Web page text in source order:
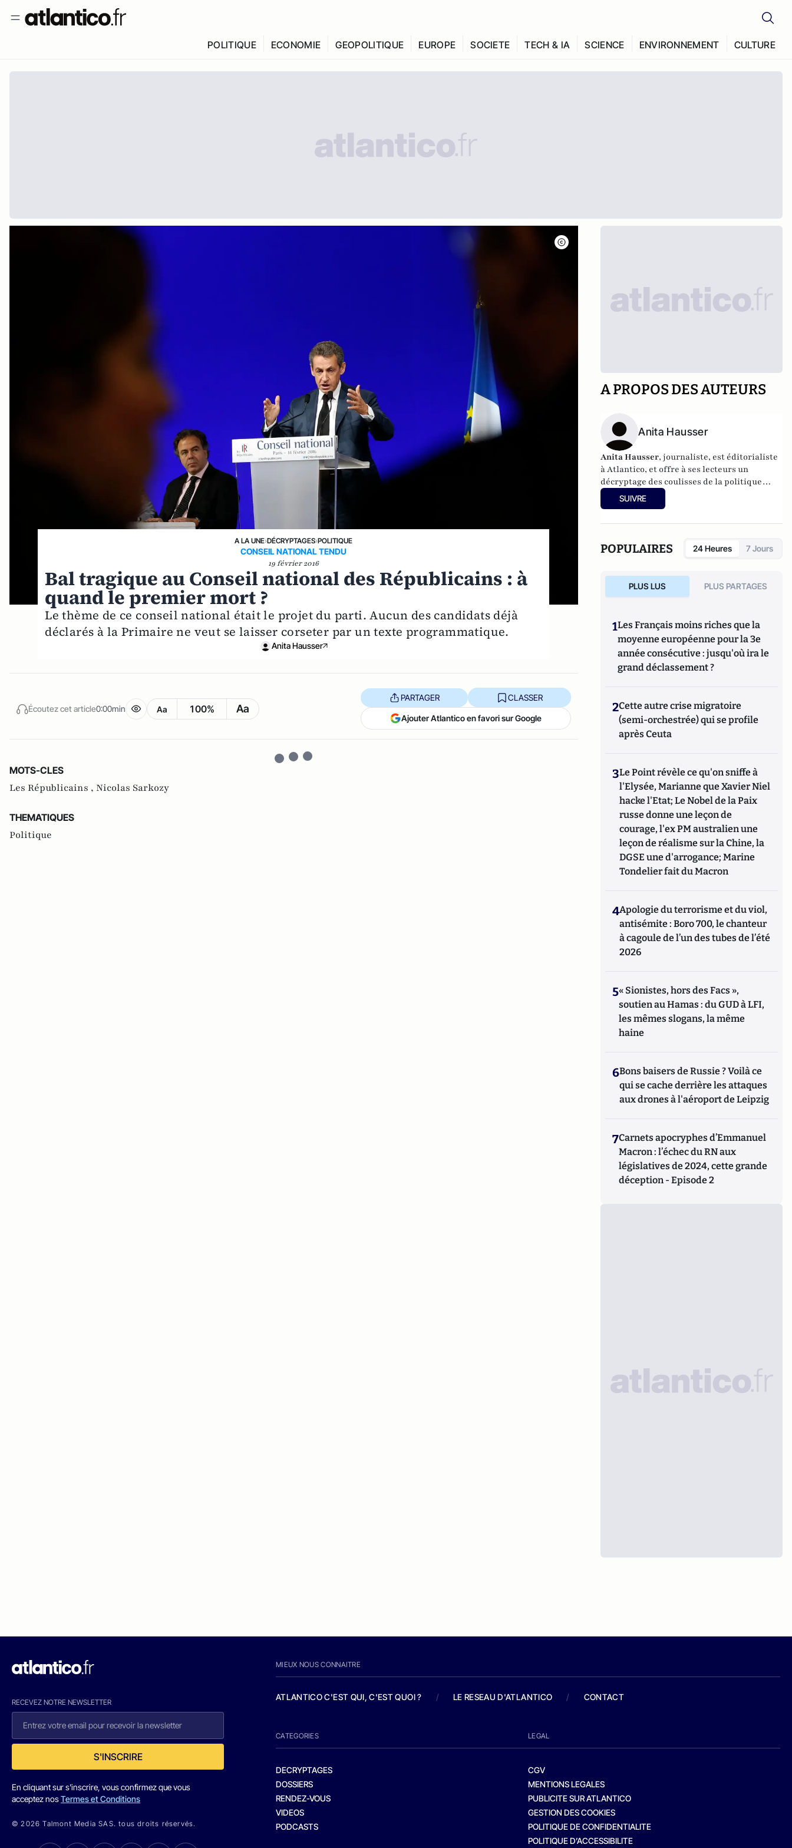
POLITIQUE ECONOMIE GEOPOLITIQUE EUROPE SOCIETE TECH & IA SCIENCE ENVIRONNEMENT CULTURE
A LA UNE›DÉCRYPTAGES›POLITIQUE
CONSEIL NATIONAL TENDU
19 février 2016
Bal tragique au Conseil national des Républicains : à
quand le premier mort ?
Le thème de ce conseil national était le projet du parti. Aucun des candidats déjà
déclarés à la Primaire ne veut se laisser corseter par un texte programmatique.
Anita Hausser
Écoutez cet article0:00min Aa 100% Aa
PARTAGER CLASSER
Ajouter Atlantico en favori sur Google
MOTS-CLES
Les Républicains , Nicolas Sarkozy
THEMATIQUES
Politique
A PROPOS DES AUTEURS
Anita Hausser
Anita Hausser, journaliste, est éditorialiste
à Atlantico, et offre à ses lecteurs un
décryptage des coulisses de la politique
française et internationale. Elle a
notamment publié
députée, un homme comme les autres ?
(2014) etBruno Le Maire, l'Affranchi
SUIVRE
POPULAIRES 24 Heures 7 Jours
PLUS LUS PLUS PARTAGES
1Les Français moins riches que la
moyenne européenne pour la 3e
année consécutive : jusqu'où ira le
grand déclassement ?
2Cette autre crise migratoire
(semi-orchestrée) qui se profile
après Ceuta
3Le Point révèle ce qu'on sniffe à
l'Elysée, Marianne que Xavier Niel
hacke l'Etat; Le Nobel de la Paix
russe donne une leçon de
courage, l'ex PM australien une
leçon de réalisme sur la Chine, la
DGSE une d'arrogance; Marine
Tondelier fait du Macron
4Apologie du terrorisme et du viol,
antisémite : Boro 700, le chanteur
à cagoule de l’un des tubes de l’été
2026
5« Sionistes, hors des Facs »,
soutien au Hamas : du GUD à LFI,
les mêmes slogans, la même
haine
6Bons baisers de Russie ? Voilà ce
qui se cache derrière les attaques
aux drones à l'aéroport de Leipzig
7Carnets apocryphes d’Emmanuel
Macron : l’échec du RN aux
législatives de 2024, cette grande
déception - Episode 2
RECEVEZ NOTRE NEWSLETTER
S'INSCRIRE
En cliquant sur s'inscrire, vous confirmez que vous
acceptez nosTermes et Conditions
© 2026 Talmont Media SAS. tous droits réservés.
MIEUX NOUS CONNAITRE
ATLANTICO C'EST QUI, C'EST QUOI ? / LE RESEAU D'ATLANTICO / CONTACT
CATEGORIES
DECRYPTAGES
DOSSIERS
RENDEZ-VOUS
VIDEOS
PODCASTS
LEGAL
CGV
MENTIONS LEGALES
PUBLICITE SUR ATLANTICO
GESTION DES COOKIES
POLITIQUE DE CONFIDENTIALITE
POLITIQUE D’ACCESSIBILITE